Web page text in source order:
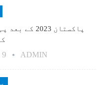
پاکستان
ADMIN 9 گھنٹے ago